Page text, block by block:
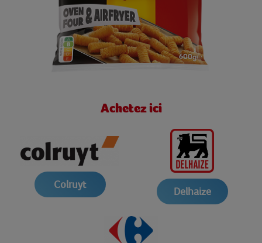
Achetez ici
Colruyt
Delhaize